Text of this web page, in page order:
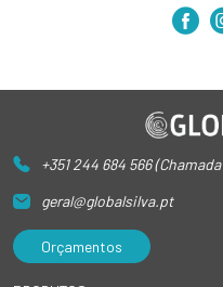
+351 244 684 566
geral@globalsilva.pt
Orçamentos